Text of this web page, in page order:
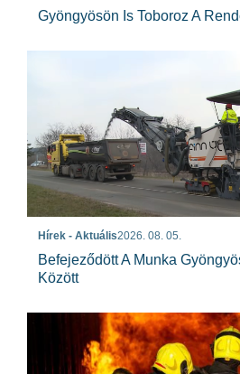
Gyöngyösön Is Toboroz A
Hírek - Aktuális2026. 08. 05.
Befejeződött A Munka
Között